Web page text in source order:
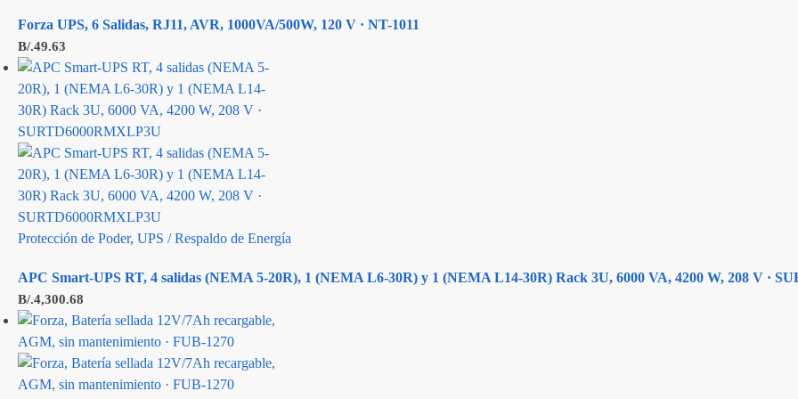
Forza UPS, 6 Salidas, RJ11, AVR, 1000VA/500W, 120 V · NT-1011
B/.49.63
Protección de Poder, UPS / Respaldo de Energía
APC Smart-UPS RT, 4 salidas (NEMA 5-20R), 1 (NEMA L6-30R) y 1 (NEMA L14-30R) Rack 3U, 6000 VA, 4200 W, 208 V ·
B/.4,300.68